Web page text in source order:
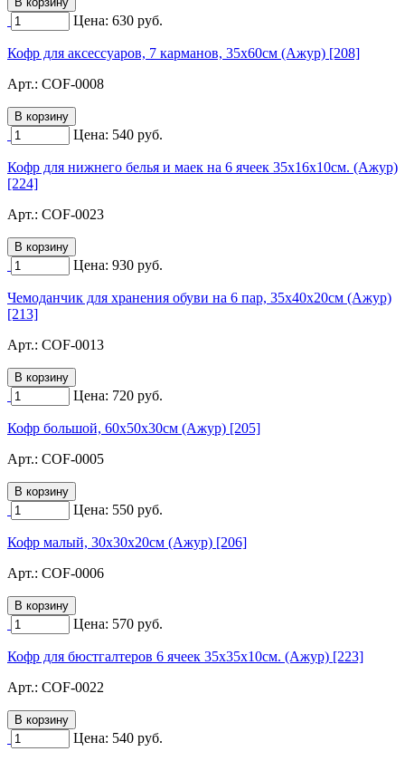
Цена: 630 руб.
Кофр для аксессуаров, 7 карманов, 35х60см (Ажур) [208]
Арт.: COF-0008
Цена: 540 руб.
Кофр для нижнего белья и маек на 6 ячеек 35х16х10см. (Ажур)
[224]
Арт.: COF-0023
Цена: 930 руб.
Чемоданчик для хранения обуви на 6 пар, 35х40х20см (Ажур)
[213]
Арт.: COF-0013
Цена: 720 руб.
Кофр большой, 60х50х30см (Ажур) [205]
Арт.: COF-0005
Цена: 550 руб.
Кофр малый, 30х30х20см (Ажур) [206]
Арт.: COF-0006
Цена: 570 руб.
Кофр для бюстгалтеров 6 ячеек 35х35х10см. (Ажур) [223]
Арт.: COF-0022
Цена: 540 руб.